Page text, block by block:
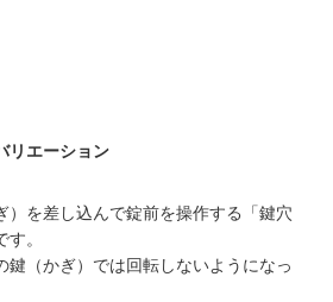
リエーション
）を差し込んで錠前を操作する「鍵穴
す。
鍵（かぎ）では回転しないようになっ